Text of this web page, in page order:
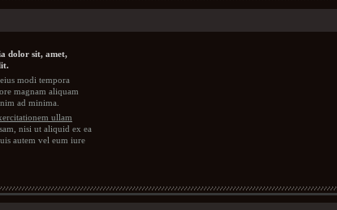
dolor sit, amet,
modi tempora
magnam aliquam
ad minima.
ullam
nisi ut aliquid ex ea
autem vel eum iure